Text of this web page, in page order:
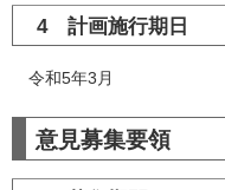
4 計画施行期日
令和5年3月
意見募集要領